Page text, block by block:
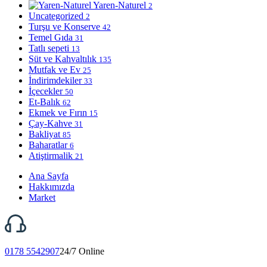
Yaren-Naturel 2
Uncategorized 2
Turşu ve Konserve 42
Temel Gıda 31
Tatlı sepeti 13
Süt ve Kahvaltılık 135
Mutfak ve Ev 25
İndirimdekiler 33
İçecekler 50
Et-Balık 62
Ekmek ve Fırın 15
Çay-Kahve 31
Bakliyat 85
Baharatlar 6
Atiştirmalik 21
Ana Sayfa
Hakkımızda
Market
0178 554290724/7 Online